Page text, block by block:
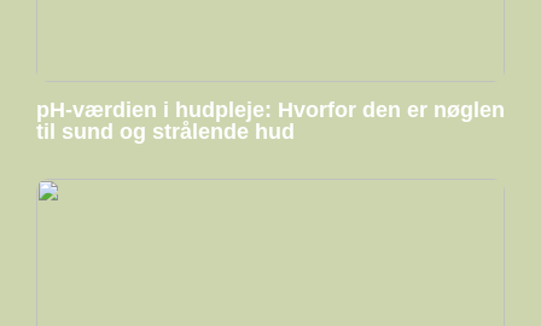
pH-værdien i hudpleje: Hvorfor den er nøglen
til sund og strålende hud